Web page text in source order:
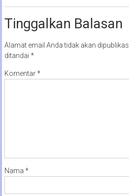
Tinggalkan Balasan
Alamat email Anda tidak akan
ditandai *
Komentar*
Nama *